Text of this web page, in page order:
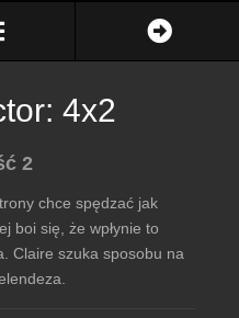
4x2
2
chce spędzać jak
boi się, że wpłynie to
Claire szuka sposobu na